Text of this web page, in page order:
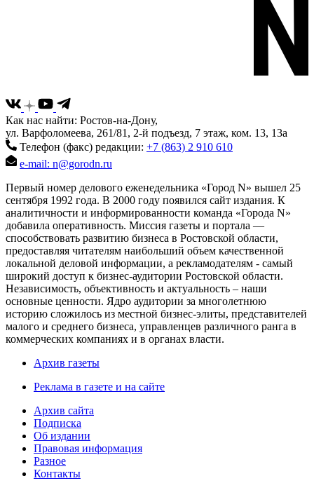
Как нас найти: Ростов-на-Дону,
ул. Варфоломеева, 261/81, 2-й подъезд, 7 этаж, ком. 13, 13а
Телефон (факс) редакции: +7 (863) 2 910 610
e-mail: n@gorodn.ru
Первый номер делового еженедельника «Город N» вышел 25
сентября 1992 года. В 2000 году появился сайт издания. К
аналитичности и информированности команда «Города N»
добавила оперативность. Миссия газеты и портала —
способствовать развитию бизнеса в Ростовской области,
предоставляя читателям наибольший объем качественной
локальной деловой информации, а рекламодателям - самый
широкий доступ к бизнес-аудитории Ростовской области.
Независимость, объективность и актуальность – наши
основные ценности. Ядро аудитории за многолетнюю
историю сложилось из местной бизнес-элиты, представителей
малого и среднего бизнеса, управленцев различного ранга в
коммерческих компаниях и в органах власти.
Архив газеты
Реклама в газете и на сайте
Архив сайта
Подписка
Об издании
Правовая информация
Разное
Контакты